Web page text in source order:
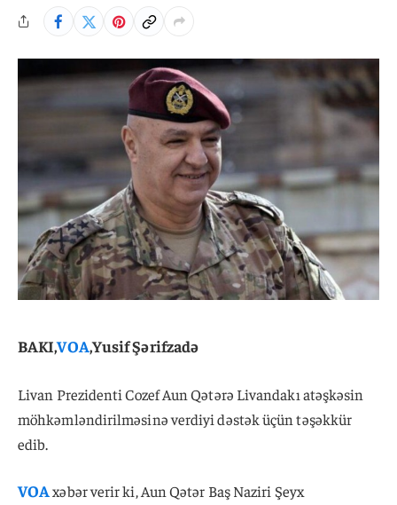
BAKI,VOA,Yusif Şərifzadə
Livan Prezidenti Cozef Aun Qətərə Livandakı atəşkəsin
möhkəmləndirilməsinə verdiyi dəstək üçün təşəkkür
edib.
VOAxəbər verir ki, Aun Qətər Baş Naziri Şeyx